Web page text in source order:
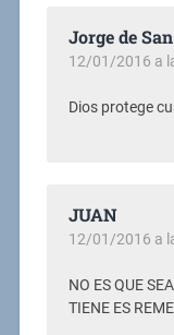
Jorge de
12/01/2016 a
Dios protege
JUAN
12/01/2016 a
NO ES QUE
TIENE ES